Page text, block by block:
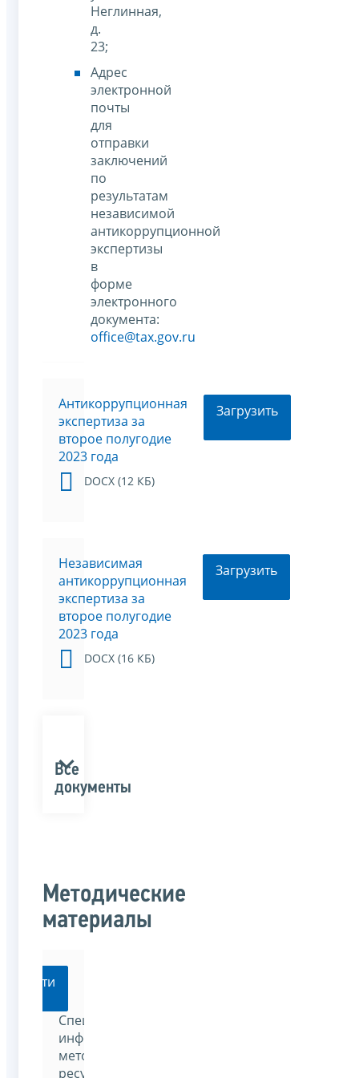
Неглинная,
д.
23;
Адрес
электронной
почты
для
отправки
заключений
по
результатам
независимой
антикоррупционной
экспертизы
в
форме
электронного
документа:
office@tax.gov.ru
Антикоррупционная
экспертиза за
второе полугодие
2023 года
DOCX (12 КБ)
Загрузить
Независимая
антикоррупционная
экспертиза за
второе полугодие
2023 года
DOCX (16 КБ)
Загрузить
Все
документы
Методические
материалы
Перейти
Специализированный
информационно-
методический
ресурс